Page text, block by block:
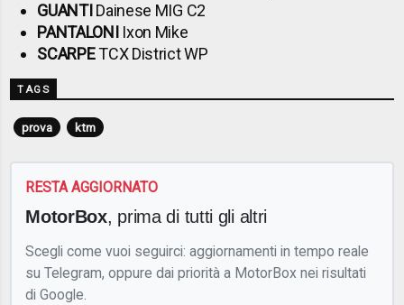
GUANTI Dainese MIG C2
PANTALONI Ixon Mike
SCARPETCX District WP
TAGS
prova ktm
RESTA AGGIORNATO
MotorBox, prima di tutti gli altri
Scegli come vuoi seguirci: aggiornamenti in tempo reale
su Telegram, oppure dai priorità a MotorBox nei risultati
di Google.